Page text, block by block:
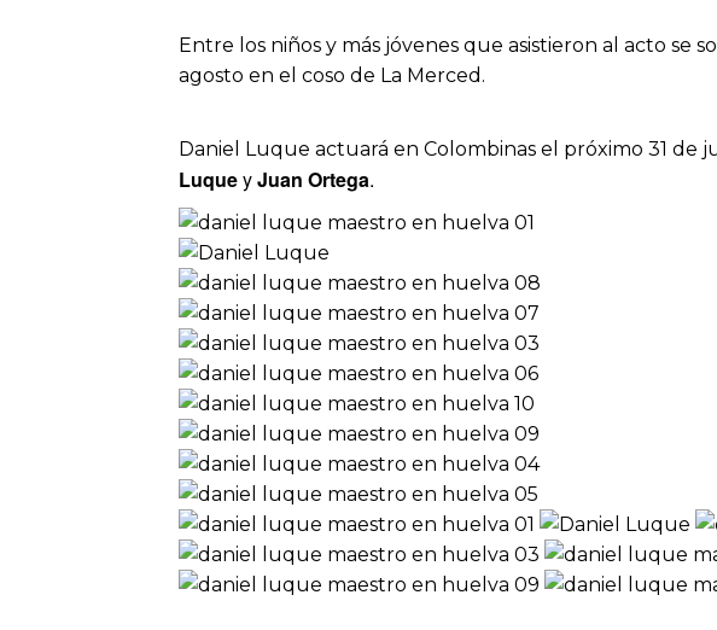
Entre los niños y más jóvenes que asistieron al acto
agosto en el coso de La Merced.
Daniel Luque actuará en Colombinas el próximo 31 de
LuqueyJuan Ortega.